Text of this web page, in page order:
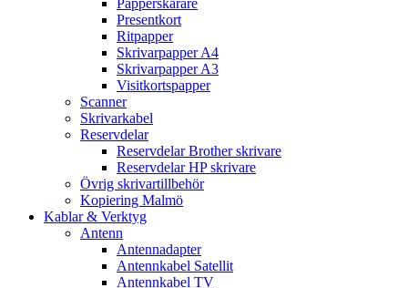
Papperskärare
Presentkort
Ritpapper
Skrivarpapper A4
Skrivarpapper A3
Visitkortspapper
Scanner
Skrivarkabel
Reservdelar
Reservdelar Brother skrivare
Reservdelar HP skrivare
Övrig skrivartillbehör
Kopiering Malmö
Kablar & Verktyg
Antenn
Antennadapter
Antennkabel Satellit
Antennkabel TV